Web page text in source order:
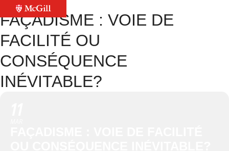
FAÇADISME : VOIE DE
FACILITÉ OU
CONSÉQUENCE
INÉVITABLE?